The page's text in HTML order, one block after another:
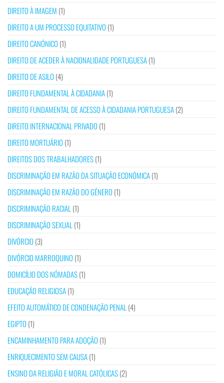
DIREITO À IMAGEM (1)
DIREITO A UM PROCESSO EQUITATIVO (1)
DIREITO CANÓNICO (1)
DIREITO DE ACEDER À NACIONALIDADE PORTUGUESA(1)
DIREITO DE ASILO (4)
DIREITO FUNDAMENTAL À CIDADANIA(1)
DIREITO FUNDAMENTAL DE ACESSO À CIDADANIA PORTUGUESA(2)
DIREITO INTERNACIONAL PRIVADO (1)
DIREITO MORTUÁRIO (1)
DIREITOS DOS TRABALHADORES(1)
DISCRIMINAÇÃO EM RAZÃO DA SITUAÇÃO ECONÓMICA(1)
DISCRIMINAÇÃO EM RAZÃO DO GÉNERO (1)
DISCRIMINAÇÃO RACIAL (1)
DISCRIMINAÇÃO SEXUAL (1)
DIVÓRCIO (3)
DIVÓRCIO MARROQUINO (1)
DOMICÍLIO DOS NÓMADAS(1)
EDUCAÇÃO RELIGIOSA(1)
EFEITO AUTOMÁTICO DE CONDENAÇÃO PENAL (4)
EGIPTO (1)
ENCAMINHAMENTO PARA ADOÇÃO (1)
ENRIQUECIMENTO SEM CAUSA(1)
ENSINO DA RELIGIÃO E MORAL CATÓLICAS(2)